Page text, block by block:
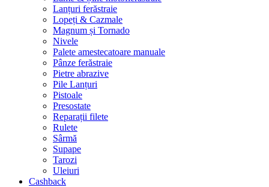
Lanțuri ferăstraie
Lopeți & Cazmale
Magnum și Tornado
Nivele
Palete amestecatoare manuale
Pânze ferăstraie
Pietre abrazive
Pile Lanțuri
Pistoale
Presostate
Reparații filete
Rulete
Sârmă
Supape
Tarozi
Uleiuri
Cashback